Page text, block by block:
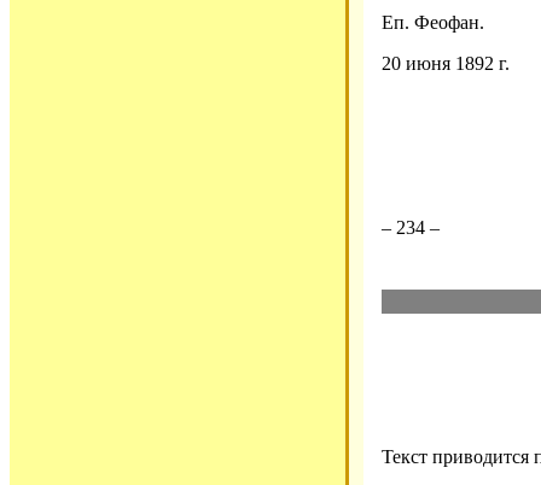
Еп. Феофан.
20 июня 1892 г.
– 234 –
Текст приводится